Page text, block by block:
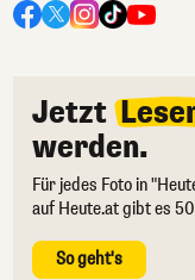
Jetzt
werden.
Für jedes Foto in
auf Heute.at gibt es
So geht's